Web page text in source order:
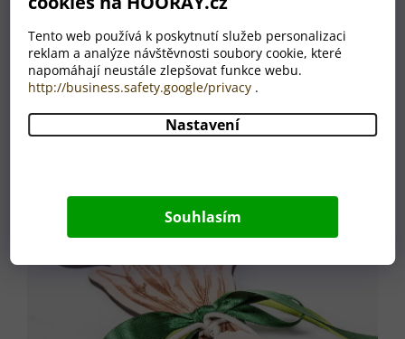
Tento web používá k poskytnutí služeb personalizaci
reklam a analýze návštěvnosti soubory cookie, které
napomáhají neustále zlepšovat funkce webu.
http://business.safety.google/privacy .
Nastavení
Souhlasím